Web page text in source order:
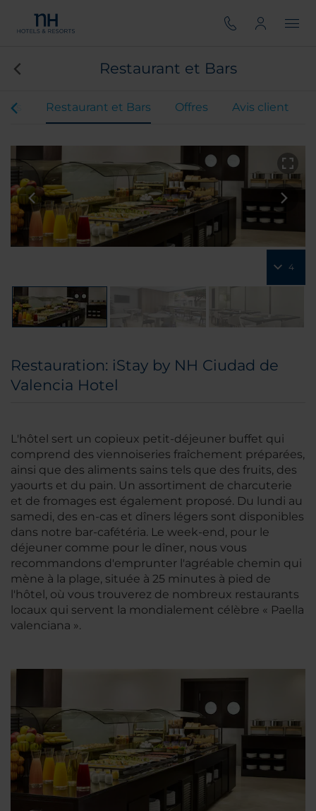
Restaurant et Bars
Restaurant et Bars Offres Avis client
4
Restauration: iStay by NH Ciudad de
Valencia Hotel
L'hôtel sert un copieux petit-déjeuner buffet qui
comprend des viennoiseries fraîchement préparées,
ainsi que des aliments sains tels que des fruits, des
yaourts et du pain. Un assortiment de charcuterie
et de fromages est également proposé. Du lundi au
samedi, des en-cas et dîners légers sont disponibles
dans notre bar-cafétéria. Le week-end, pour le
déjeuner comme pour le dîner, nous vous
recommandons d'emprunter l'agréable chemin qui
mène à la plage, située à 25 minutes à pied de
l'hôtel, où vous trouverez de nombreux restaurants
locaux qui servent la mondialement célèbre « Paella
valenciana ».